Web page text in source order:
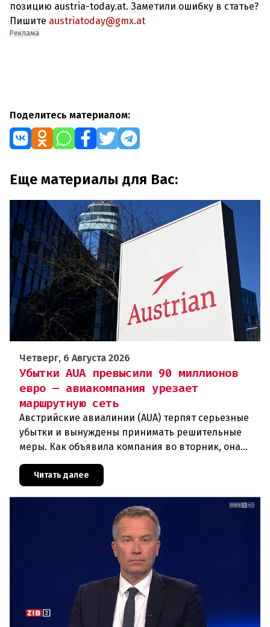
позицию austria-today.at. Заметили ошибку в статье?
Пишите austriatoday@gmx.at
Реклама
Поделитесь материалом:
Еще материалы для Вас:
Четверг, 6 Августа 2026
Убытки AUA превысили 90 миллионов
евро — авиакомпания урезает
маршрутную сеть
Австрийские авиалинии (AUA) терпят серьезные
убытки и вынуждены принимать решительные
меры. Как объявила компания во вторник, она
отменяет рейсы по маршруту Вена —
Грац.Причиной столь жесткой экономии
Читать далее